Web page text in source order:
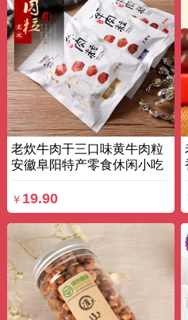
老炊牛肉干三口味黄牛肉粒
安徽阜阳特产零食休闲小吃
￥ 19.90